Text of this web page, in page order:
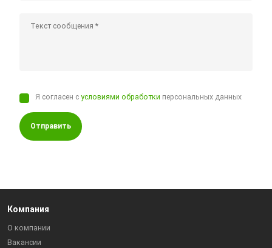
Я согласен сусловиями обработки персональных данных
Отправить
Компания
О компании
Вакансии